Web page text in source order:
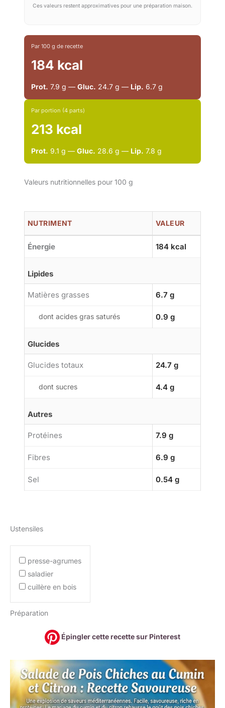
Ces valeurs restent approximatives pour une préparation maison.
Par 100 g de recette
184 kcal
Prot. 7.9 g — Gluc. 24.7 g — Lip. 6.7 g
Par portion (4 parts)
213 kcal
Prot. 9.1 g — Gluc. 28.6 g — Lip. 7.8 g
Valeurs nutritionnelles pour 100 g
NUTRIMENT VALEUR
Énergie 184 kcal
Lipides
Matières grasses 6.7 g
dont acides gras saturés 0.9 g
Glucides
Glucides totaux 24.7 g
dont sucres 4.4 g
Autres
Protéines 7.9 g
Fibres 6.9 g
Sel 0.54 g
Ustensiles
presse-agrumes
saladier
cuillère en bois
Préparation
Épingler cette recette sur Pinterest